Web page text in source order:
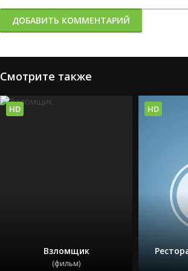
ДОБАВИТЬ КОММЕНТАРИЙ
Смотрите также
Взломщик
(фильм)
HD HD